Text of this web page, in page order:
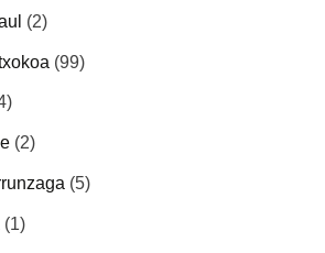
(2)
(99)
(2)
(5)
(1)